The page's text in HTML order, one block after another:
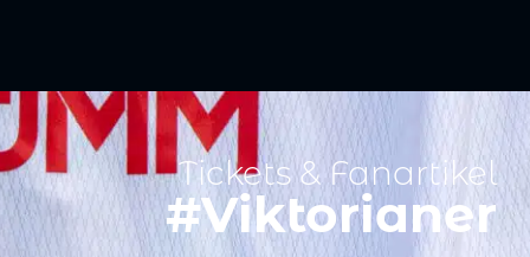
Tickets & Fanartikel
#Viktorianer